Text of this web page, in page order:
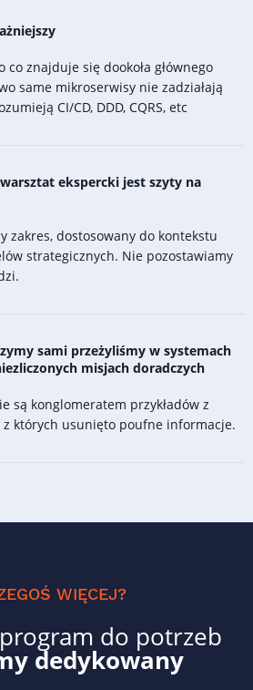
co znajduje się dookoła głównego
same mikroserwisy nie zadziałają
CI/CD, DDD, CQRS, etc
ekspercki jest szyty na
zakres, dostosowany do kontekstu
strategicznych. Nie pozostawiamy
sami przeżyliśmy w systemach
misjach doradczych
są konglomeratem przykładów z
z których usunięto poufne informacje.
WIĘCEJ?
do potrzeb
dedykowany